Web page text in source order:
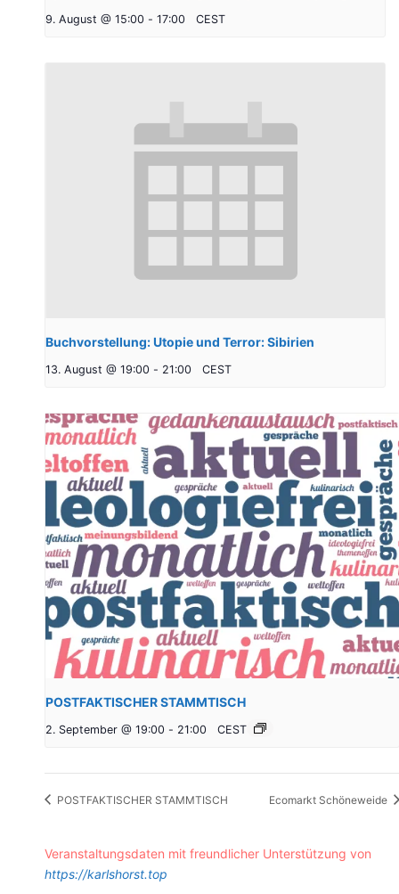
9. August @ 15:00 - 17:00 CEST
Buchvorstellung: Utopie und Terror: Sibirien
13. August @ 19:00 - 21:00 CEST
POSTFAKTISCHER STAMMTISCH
2. September @ 19:00 - 21:00 CEST
POSTFAKTISCHER STAMMTISCH Ecomarkt Schöneweide
Veranstaltungsdaten mit freundlicher Unterstützung von
https://karlshorst.top